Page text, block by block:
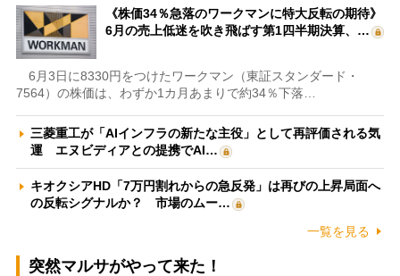
《株価34％急落のワークマンに特大反転の期待》
6月の売上低迷を吹き飛ばす第1四半期決算、…
6月3日に8330円をつけたワークマン（東証スタンダード・
7564）の株価は、わずか1カ月あまりで約34％下落…
三菱重工が「AIインフラの新たな主役」として再評価される気
運 エヌビディアとの提携でAI…
キオクシアHD「7万円割れからの急反発」は再びの上昇局面へ
の反転シグナルか？ 市場のムー…
一覧を見る
突然マルサがやって来た！